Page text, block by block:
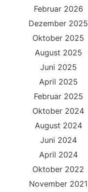
Februar 2026
Dezember 2025
Oktober 2025
August 2025
Juni 2025
April 2025
Februar 2025
Oktober 2024
August 2024
Juni 2024
April 2024
Oktober 2022
November 2021